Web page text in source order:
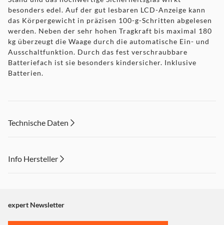
besonders edel. Auf der gut lesbaren LCD-Anzeige kann
das Körpergewicht in präzisen 100-g-Schritten abgelesen
werden. Neben der sehr hohen Tragkraft bis maximal 180
kg überzeugt die Waage durch die automatische Ein- und
Ausschaltfunktion. Durch das fest verschraubbare
Batteriefach ist sie besonders kindersicher. Inklusive
Batterien.
Technische Daten
Info Hersteller
"Marketing".
Einstellungen anpassen
expert Newsletter